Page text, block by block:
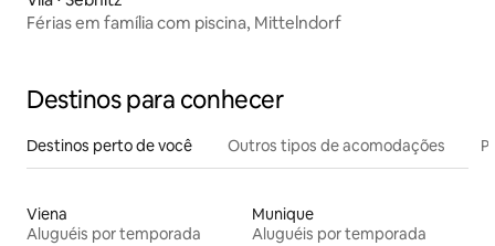
Férias em família com piscina, Mittelndorf
Destinos para conhecer
Destinos perto de você Outros tipos de acomodações
Viena
Aluguéis por temporada
Munique
Aluguéis por temporada